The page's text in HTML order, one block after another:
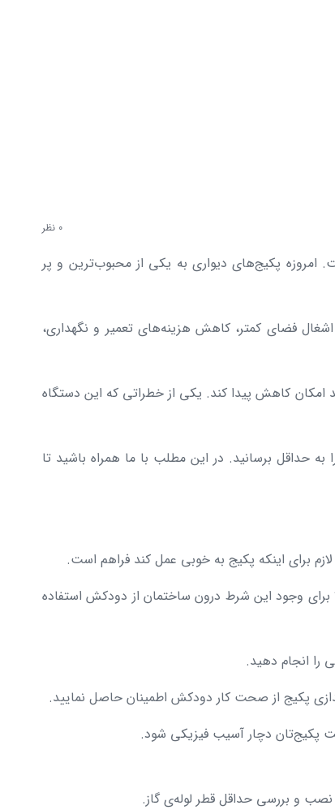
0 نظر
پکیج‌های دیواری به یکی از محبوب‌ترین و پر
فضای کمتر، کاهش هزینه‌های تعمیر و نگهداری،
امکان کاهش پیدا کند. یکی از خطراتی که این دستگاه
حداقل برسانید. در این مطلب با ما همراه باشید تا
برای اینکه پکیج به خوبی عمل کند فراهم است.
وجود این شرط درون ساختمان از دودکش استفاده
را انجام دهید.
پکیج از صحت کار دودکش اطمینان حاصل نمایید.
پکیج‌تان دچار آسیب فیزیکی شود.
و بررسی حداقل قطر لوله‌ی گاز.